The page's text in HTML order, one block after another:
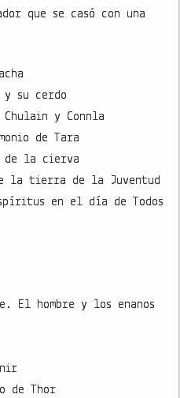
que se casó con una
y su cerdo
y Connla
de Tara
de la cierva
la tierra de la Juventud
en el día de Todos
El hombre y los enanos
de Thor